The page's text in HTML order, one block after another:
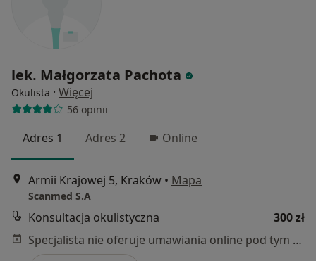
lek. Małgorzata Pachota
Okulista · Więcej
56 opinii
Adres 1 Adres 2 Online
Armii Krajowej 5, Kraków • Mapa
Scanmed S.A
Konsultacja okulistyczna
300 zł
Specjalista nie oferuje umawiania online pod tym adresem.